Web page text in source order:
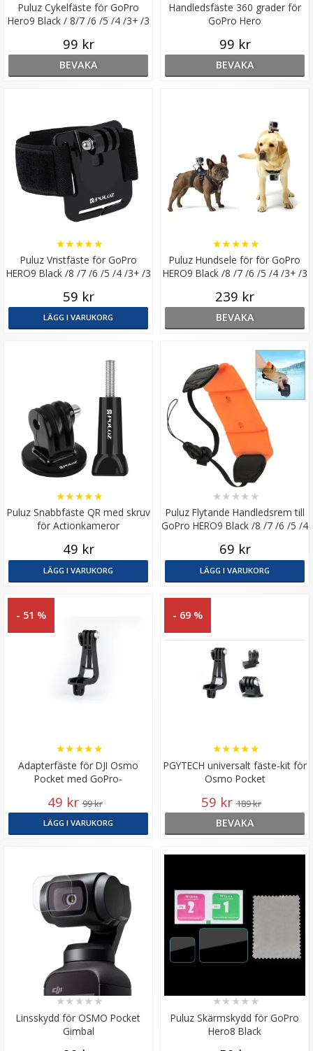
Puluz Cykelfäste för GoPro
Hero9 Black / 8/7 /6 /5 /4 /3+ /3
99 kr
BEVAKA
Handledsfäste 360 grader för
GoPro Hero
99 kr
BEVAKA
Puluz Vristfäste för GoPro
HERO9 Black /8 /7 /6 /5 /4 /3+ /3
★★★★★
59 kr
LÄGG I VARUKORG
Puluz Hundsele för för GoPro
HERO9 Black /8 /7 /6 /5 /4 /3+ /3
★★★★★
239 kr
BEVAKA
Puluz Snabbfäste QR med skruv
för Actionkameror
★★★★★
49 kr
LÄGG I VARUKORG
Puluz Flytande Handledsrem till
GoPro HERO9 Black /8 /7 /6 /5 /4
★★ ★★ ★
69 kr
LÄGG I VARUKORG
- 51 %
Adapterfäste för DJI Osmo
Pocket med GoPro-
★★★★★
49 kr 99 kr
LÄGG I VARUKORG
- 69 %
PGYTECH universalt fäste-kit för
Osmo Pocket
★★★★★
59 kr 189 kr
BEVAKA
Linsskydd för OSMO Pocket
Gimbal
★★★★★
Puluz Skärmskydd för GoPro
Hero8 Black
★★★★★